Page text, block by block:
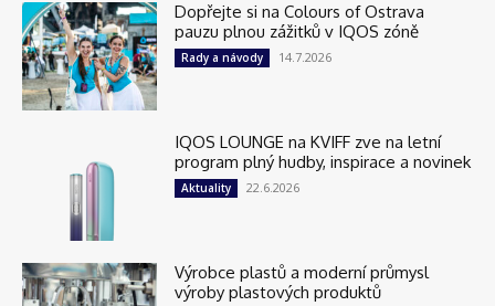
Dopřejte si na Colours of Ostrava
pauzu plnou zážitků v IQOS zóně
Rady a návody 14.7.2026
IQOS LOUNGE na KVIFF zve na letní
program plný hudby, inspirace a novinek
Aktuality 22.6.2026
Výrobce plastů a moderní průmysl
výroby plastových produktů